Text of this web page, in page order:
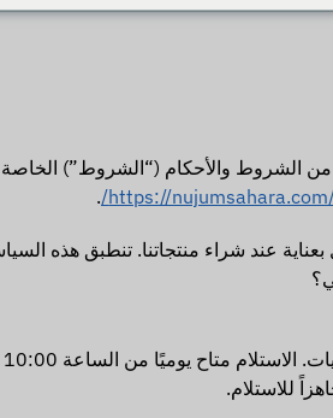
الشروط والأحكام (“الشروط”) الخاصة
https://
.
عند شراء منتجاتنا. تنطبق هذه
للاستلام.